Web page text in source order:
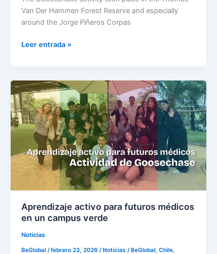
Van Der Hammen Forest Reserve and especially
around the Jorge Piñeros Corpas
Leer entrada »
Aprendizaje activo para futuros médicos
en un campus verde
Noticias
BeGlobal /febrero 23, 2026 /Noticias /BeGlobal,Chile,
Aprendizaje
activo
para
futuros
médicos
un
campus